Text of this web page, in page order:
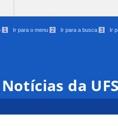
1 Ir para o menu 2 Ir para a busca 3 Ir
Notícias da